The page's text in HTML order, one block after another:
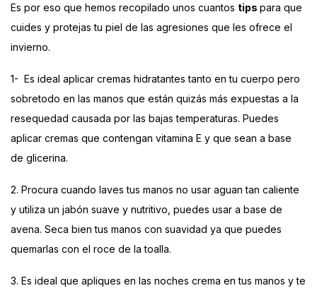
Es por eso que hemos recopilado unos cuantos tips para que
cuides y protejas tu piel de las agresiones que les ofrece el
invierno.
1- Es ideal aplicar cremas hidratantes tanto en tu cuerpo pero
sobretodo en las manos que están quizás más expuestas a la
resequedad causada por las bajas temperaturas. Puedes
aplicar cremas que contengan vitamina E y que sean a base
de glicerina.
2. Procura cuando laves tus manos no usar aguan tan caliente
y utiliza un jabón suave y nutritivo, puedes usar a base de
avena. Seca bien tus manos con suavidad ya que puedes
quemarlas con el roce de la toalla.
3. Es ideal que apliques en las noches crema en tus manos y te